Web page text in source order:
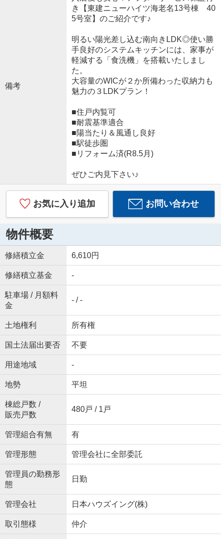
備考
き【東建ニューハイツ海老名13号棟 40
5号室】のご紹介です♪
明るい陽光差し込む南向きLDK◎使い勝
手良好のシステムキッチンには、家事が
軽減する「食洗機」を搭載いたしまし
た。
大容量のWICが２か所備わった収納力も
魅力の３LDKプラン！
■住戸内覧可
■耐震基準適合
■陽当たり＆風通し良好
■駅徒歩圏
■リフォーム済(R8.5月)
ぜひご内見下さい♪
お気に入り追加 お問い合わせ
物件概要
修繕積立金 6,610円
修繕積立基金 -
駐車場 / 月額料
金
- / -
土地権利 所有権
国土法届出要否 不要
用途地域 -
地勢 平坦
棟総戸数 /
販売戸数
480戸 / 1戸
管理組合有無 有
管理形態 管理会社に全部委託
管理員の勤務形
態
日勤
管理会社 日本ハウズイング(株)
取引態様 仲介